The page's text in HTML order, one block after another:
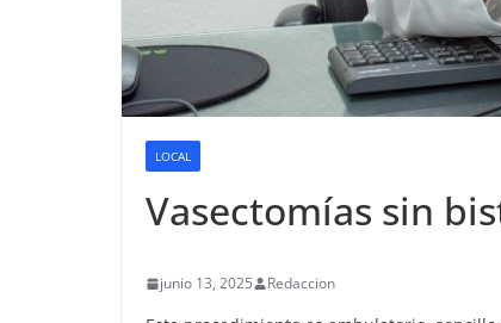
LOCAL
Vasectomías sin
junio 13, 2025 Redaccion